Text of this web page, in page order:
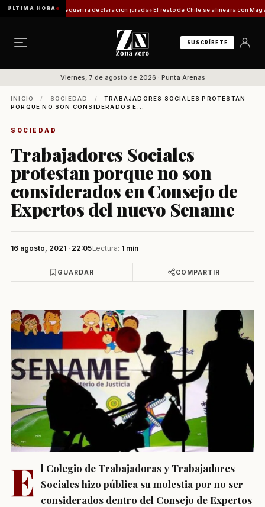
ÚLTIMA HORA
trámite requerirá declaración jurada El resto de Chile se alineará con
SUSCRÍBETE
Viernes, 7 de agosto de 2026 · Punta Arenas
INICIO / SOCIEDAD /
TRABAJADORES SOCIALES PROTESTAN
PORQUE NO SON CONSIDERADOS E...
SOCIEDAD
Trabajadores Sociales
protestan porque no son
considerados en Consejo de
Expertos del nuevo Sename
16 agosto, 2021 · 22:05Lectura: 1 min
GUARDAR COMPARTIR
E l Colegio de Trabajadoras y Trabajadores
Sociales hizo pública su molestia por no ser
considerados dentro del Consejo de Expertos